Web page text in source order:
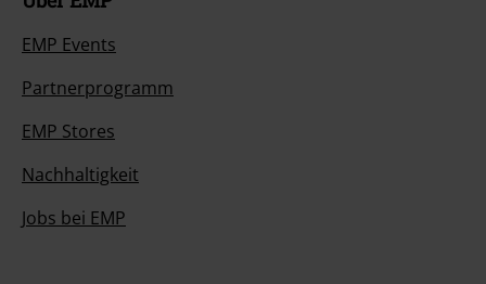
EMP Events
Partnerprogramm
EMP Stores
Nachhaltigkeit
Jobs bei EMP